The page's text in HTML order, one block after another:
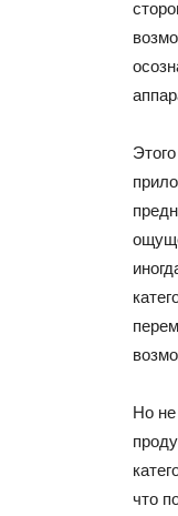
Но не
что